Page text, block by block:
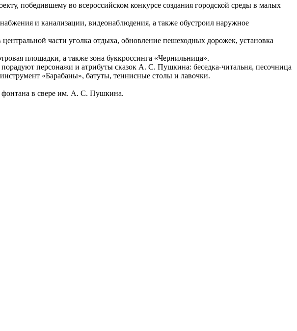
победившему во всероссийском конкурсе создания городской среды в малых
и канализации, видеонаблюдения, а также обустроил наружное
части уголка отдыха, обновление пешеходных дорожек, установка
площадки, а также зона буккроссинга «Чернильница».
персонажи и атрибуты сказок А. С. Пушкина: беседка-читальня, песочница
«Барабаны», батуты, теннисные столы и лавочки.
фонтана в свере им. А. С. Пушкина.